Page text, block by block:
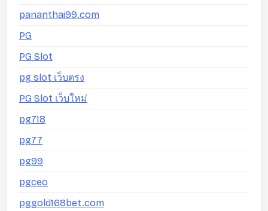
pananthai99.com
PG
PG Slot
pg slot เว็บตรง
PG Slot เว็บใหม่
pg718
pg77
pg99
pgceo
pggold168bet.com